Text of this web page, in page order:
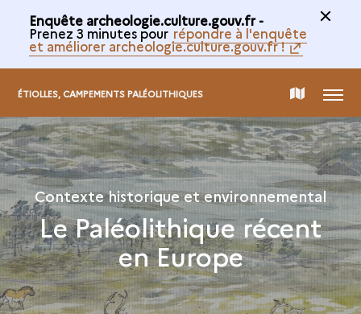
Enquête archeologie.culture.gouv.fr -
Prenez 3 minutes pour répondre à l'enquête
et améliorer archeologie.culture.gouv.fr !
ÉTIOLLES, CAMPEMENTS PALÉOLITHIQUES CARTE
DE
LA
COLLECTION
MENU
Contexte historique et environnemental
Le Paléolithique récent
en Europe